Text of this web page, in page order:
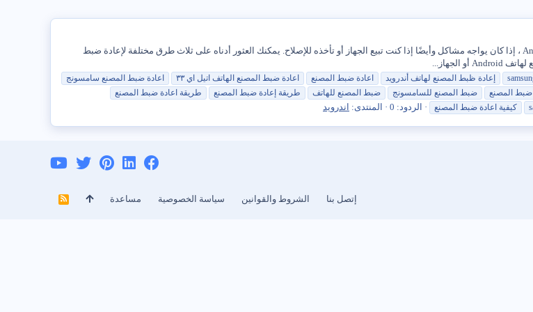
قد تضطر إلى إعادة ضبط المصنع للهاتف أو الجهاز اللوحي الذي يعمل بنظام Android ، إذا كان يواجه مشاكل وأيضًا إذا كنت تبيع الجهاز أو تأخذه للإصلاح. يمكنك العثور أدناه على ثلاث طرق مختلفة لإعادة ضبط
إعادة ظبط المصنع لهاتف أندرويد اعادة ضبط المصنع اعادة ضبط المصنع الهاتف اتيل اي ٣٣ اعادة ضبط المصنع سامسونج
ضبط المصنع ضبط المصنع للسامسونج ضبط المصنع للهاتف طريقة إعادة ضبط المصنع طريقة اعادة ضبط المصنع
كيفية اعادة ضبط المصنع الردود: 0 المنتدى: اندرويد
إتصل بنا الشروط والقوانين سياسة الخصوصية مساعدة
R